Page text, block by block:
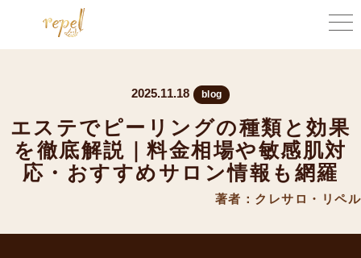
2025.11.18 blog
エステでピーリングの種類と効果
を徹底解説｜料金相場や敏感肌対
応・おすすめサロン情報も網羅
著者：クレサロ・リペル